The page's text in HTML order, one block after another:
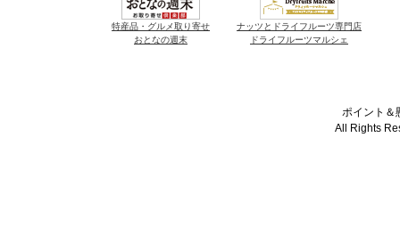
特産品・グルメ取り寄せ
おとなの週末
ナッツとドライフルーツ専門店
ドライフルーツマルシェ
ポイント＆
All Rights